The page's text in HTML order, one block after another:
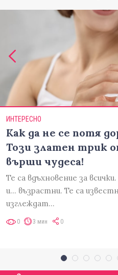
ИНТЕРЕСНО
Как да не се потя
Този златен трик
върши чудеса!
Те са вдъхновение за
и... възрастни. Те са
изглеждат…
0 3 мин 0